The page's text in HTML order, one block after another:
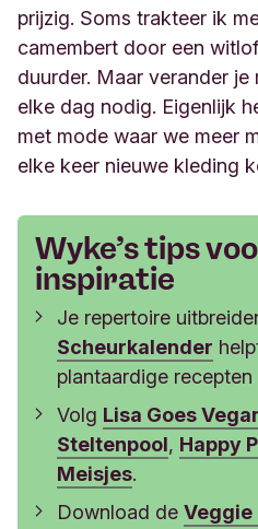
prijzig. Soms trakteer ik
camembert door een
duurder. Maar verander je
elke dag nodig. Eigenlijk
met mode waar we meer
elke keer nieuwe kleding
Wyke’s tips
inspiratie
Je repertoire
Scheurkalender
plantaardige
Volg Lisa Goes
Steltenpool, Happy
Meisjes.
Download de Veggie